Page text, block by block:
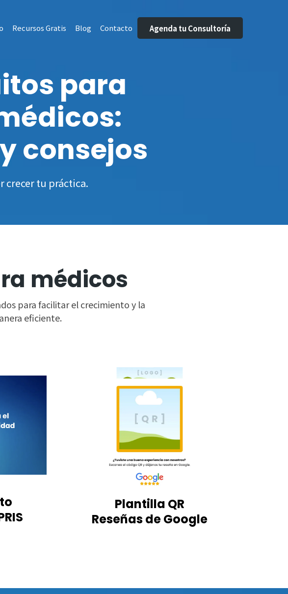
Recursos Gratis Blog Contacto Agenda tu Consultoría
para
consejos
crecer tu práctica.
médicos
para facilitar el crecimiento y la
eficiente.
Plantilla QR
Reseñas de Google